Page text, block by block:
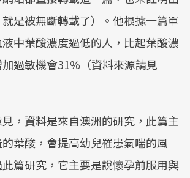
是被無斷轉載了）。他根據一篇單
中葉酸濃度過低的人，比起葉酸濃
過敏機會31%（資料來源請見
，資料是來自澳洲的研究，此篇主
葉酸，會提高幼兒罹患氣喘的風
篇研究，它主要是說懷孕前服用與